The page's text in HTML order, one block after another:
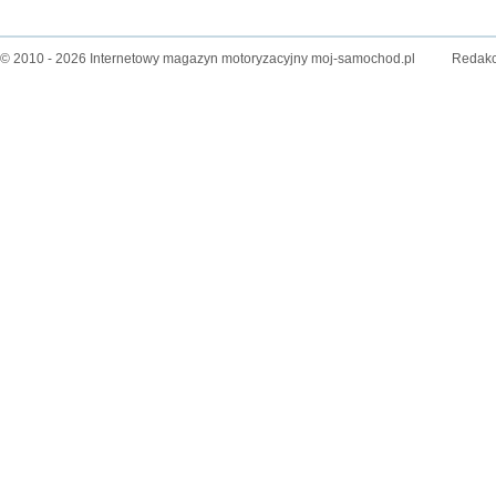
© 2010 - 2026 Internetowy magazyn motoryzacyjny moj-samochod.pl